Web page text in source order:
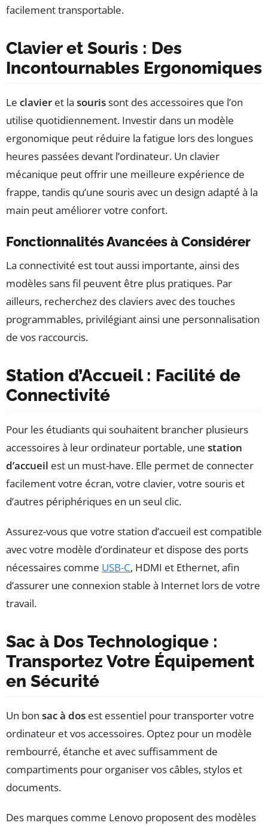
facilement transportable.
Clavier et Souris : Des
Incontournables Ergonomiques
Le clavier et la sourissont des accessoires que l’on
utilise quotidiennement. Investir dans un modèle
ergonomique peut réduire la fatigue lors des longues
heures passées devant l’ordinateur. Un clavier
mécanique peut offrir une meilleure expérience de
frappe, tandis qu’une souris avec un design adapté à la
main peut améliorer votre confort.
Fonctionnalités Avancées à Considérer
La connectivité est tout aussi importante, ainsi des
modèles sans fil peuvent être plus pratiques. Par
ailleurs, recherchez des claviers avec des touches
programmables, privilégiant ainsi une personnalisation
de vos raccourcis.
Station d’Accueil : Facilité de
Connectivité
Pour les étudiants qui souhaitent brancher plusieurs
accessoires à leur ordinateur portable, une station
d’accueil est un must-have. Elle permet de connecter
facilement votre écran, votre clavier, votre souris et
d’autres périphériques en un seul clic.
Assurez-vous que votre station d’accueil est compatible
avec votre modèle d’ordinateur et dispose des ports
nécessaires comme USB-C, HDMI et Ethernet, afin
d’assurer une connexion stable à Internet lors de votre
travail.
Sac à Dos Technologique :
Transportez Votre Équipement
en Sécurité
Un bon sac à dos est essentiel pour transporter votre
ordinateur et vos accessoires. Optez pour un modèle
rembourré, étanche et avec suffisamment de
compartiments pour organiser vos câbles, stylos et
documents.
Des marques comme Lenovo proposent des modèles